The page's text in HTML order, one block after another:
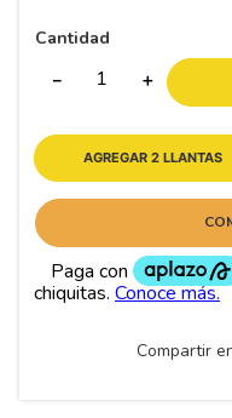
Cantidad
＋
－
AGREGAR 2 LLANTAS
Compartir